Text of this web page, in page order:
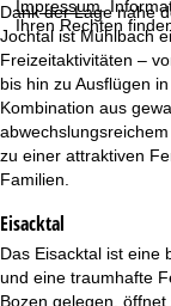
Impressum.
Ihren Rechten
Dank der Lage nahe
Jochtal ist Mühlbach
Freizeitaktivitäten –
bis hin zu Ausflügen
Kombination aus
zu einer attraktiven
Familien.
Eisacktal
Das Eisacktal ist eine
und eine traumhafte
Bozen gelegen,